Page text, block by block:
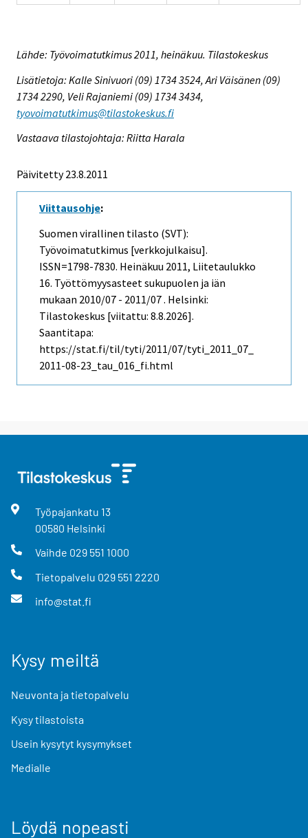
Lähde: Työvoimatutkimus 2011, heinäkuu. Tilastokeskus
Lisätietoja: Kalle Sinivuori (09) 1734 3524, Ari Väisänen (09)
1734 2290, Veli Rajaniemi (09) 1734 3434,
tyovoimatutkimus@tilastokeskus.fi
Vastaava tilastojohtaja: Riitta Harala
Päivitetty 23.8.2011
Viittausohje:
Suomen virallinen tilasto (SVT):
Työvoimatutkimus [verkkojulkaisu].
ISSN=1798-7830. Heinäkuu 2011, Liitetaulukko
16. Työttömyysasteet sukupuolen ja iän
mukaan 2010/07 - 2011/07 . Helsinki:
Tilastokeskus [viitattu: 8.8.2026].
Saantitapa:
https://stat.fi/til/tyti/2011/07/tyti_2011_07_
2011-08-23_tau_016_fi.html
Työpajankatu 13
00580 Helsinki
Vaihde 029 551 1000
Tietopalvelu 029 551 2220
info@stat.fi
Kysy meiltä
Neuvonta ja tietopalvelu
Kysy tilastoista
Usein kysytyt kysymykset
Medialle
Löydä nopeasti